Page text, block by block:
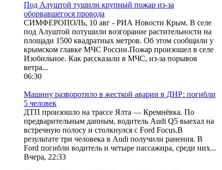
Под Алуштой тушили крупный пожар из-за
оборвавшегося провода
СИМФЕРОПОЛЬ, 10 авг - РИА Новости Крым. В селе
под Алуштой потушили возгорание растительности на
площади 1500 квадратных метров. Об этом сообщили у
крымском главке МЧС России.Пожар произошел в селе
Изобильное. Как рассказали в МЧС, из-за порывов
ветра...
06:30
Машину разворотило в жесткой аварии в ДНР: погибли
5 человек
ДТП произошло на трассе Ялта — Кремнёвка. По
предварительным данным, водитель Audi Q5 выехал на
встречную полосу и столкнулся с Ford Focus.В
результате три человека в Audi получили ранения. В
Ford погибли водитель и четыре пассажира, среди них...
Вчера, 22:33